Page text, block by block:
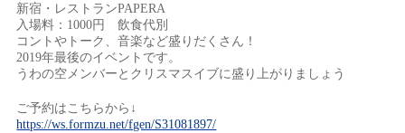
新宿・レストランPAPERA
入場料：1000円 飲食代別
コントやトーク、音楽など盛りだくさん！
2019年最後のイベントです。
うわの空メンバーとクリスマスイブに盛り上がりましょう
ご予約はこちらから↓
https://ws.formzu.net/fgen/S31081897/